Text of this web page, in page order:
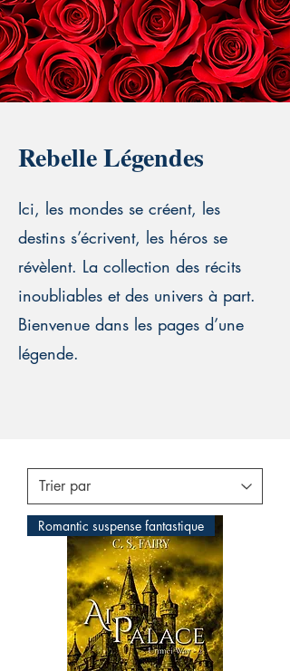
Rebelle Légendes
Ici, les mondes se créent, les
destins s’écrivent, les héros se
révèlent. La collection des récits
inoubliables et des univers à part.
Bienvenue dans les pages d’une
légende.
Romantic suspense fantastique